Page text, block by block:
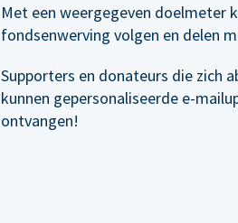
Met een weergegeven doelmeter
fondsenwerving volgen en delen
Supporters en donateurs die zich
kunnen gepersonaliseerde e-
ontvangen!